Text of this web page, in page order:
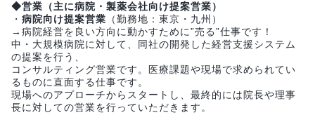
◆営業（主に病院・製薬会社向け提案営業）
・ 病院向け提案営業 （勤務地：東京・九州）
→病院経営を良い方向に動かすために”売る”仕事です！
中・大規模病院に対して、同社の開発した経営支援システム
の提案を行う、
コンサルティング営業です。医療課題や現場で求められてい
るものに直面する仕事です。
現場へのアプローチからスタートし、最終的には院長や理事
長に対しての営業を行っていただきます。